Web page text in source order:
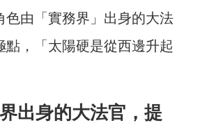
色由「實務界」出身的大法
點，「太陽硬是從西邊升起
出身的大法官，提